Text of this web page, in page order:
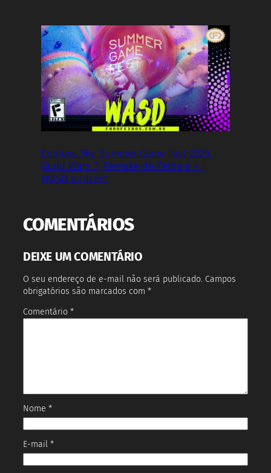
Endless Sky, Summer Game Fest 2026,
Guild Wars 3, Remake de Zelda e + |
WASD podcast
COMENTÁRIOS
DEIXE UM COMENTÁRIO
O seu endereço de e-mail não será publicado. Campos
obrigatórios são marcados com *
Comentário *
Nome *
E-mail *